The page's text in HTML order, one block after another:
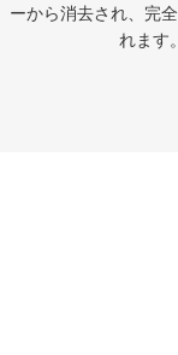
ーから消去され、完
れます。